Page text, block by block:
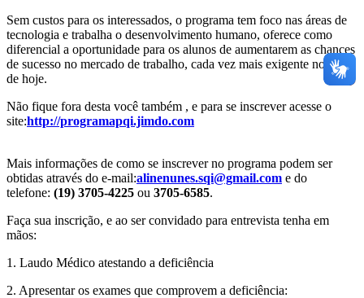
Sem custos para os interessados, o programa tem foco nas áreas de
tecnologia e trabalha o desenvolvimento humano, oferece como
diferencial a oportunidade para os alunos de aumentarem as chances
de sucesso no mercado de trabalho, cada vez mais exigente nos dias
de hoje.
Não fique fora desta você também , e para se inscrever acesse o
site:http://programapqi.jimdo.com
Mais informações de como se inscrever no programa podem ser
obtidas através do e-mail:alinenunes.sqi@gmail.com e do
telefone: (19) 3705-4225 ou 3705-6585.
Faça sua inscrição, e ao ser convidado para entrevista tenha em
mãos:
1. Laudo Médico atestando a deficiência
2. Apresentar os exames que comprovem a deficiência: